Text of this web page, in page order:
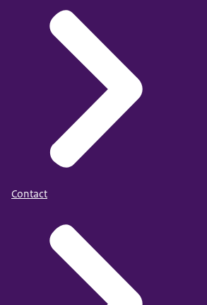
Contact